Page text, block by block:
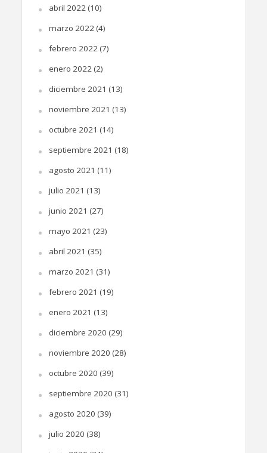
abril 2022(10)
marzo 2022(4)
febrero 2022(7)
enero 2022(2)
diciembre 2021 (13)
noviembre 2021 (13)
octubre 2021 (14)
septiembre 2021 (18)
agosto 2021 (11)
julio 2021 (13)
junio 2021 (27)
mayo 2021 (23)
abril 2021 (35)
marzo 2021 (31)
febrero 2021 (19)
enero 2021 (13)
diciembre 2020 (29)
noviembre 2020 (28)
octubre 2020 (39)
septiembre 2020 (31)
agosto 2020 (39)
julio 2020 (38)